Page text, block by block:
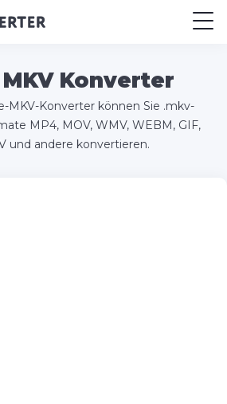
Konverter
MKV-Konverter können Sie .mkv-
MP4, MOV, WMV, WEBM, GIF,
und andere konvertieren.